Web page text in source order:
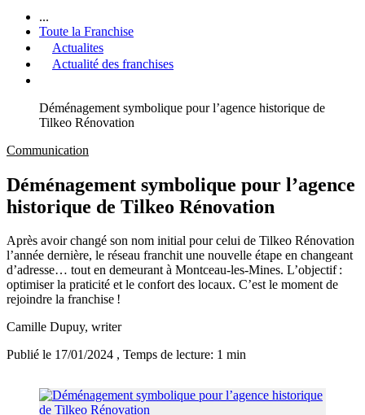
...
Toute la Franchise
Actualites
Actualité des franchises
Déménagement symbolique pour l’agence historique de
Tilkeo Rénovation
Communication
Déménagement symbolique pour l’agence
historique de Tilkeo Rénovation
Après avoir changé son nom initial pour celui de Tilkeo Rénovation
l’année dernière, le réseau franchit une nouvelle étape en changeant
d’adresse… tout en demeurant à Montceau-les-Mines. L’objectif :
optimiser la praticité et le confort des locaux. C’est le moment de
rejoindre la franchise !
Camille Dupuy, writer
Publié le 17/01/2024 , Temps de lecture: 1 min